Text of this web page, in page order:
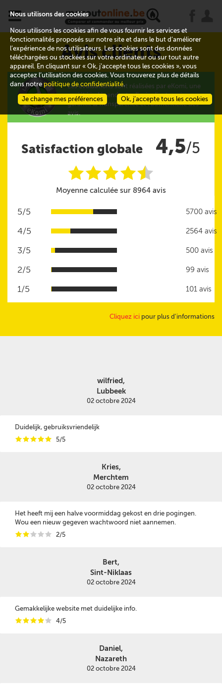
x
Avis clients
Les évaluations sont réalisées par eKomi, une
société indépendante d'avis clients qui
garantit la transparence et l'authenticité des
avis.
Satisfaction globale 4,5/5
iiiii
@
Moyenne calculée sur 8964 avis
5/5 5700 avis
4/5 2564 avis
3/5 500 avis
2/5 99 avis
1/5 101 avis
Cliquez ici pour plus d'informations
wilfried,
Lubbeek
02 octobre 2024
Duidelijk, gebruiksvriendelijk
iiiii 5/5
Kries,
Merchtem
02 octobre 2024
Het heeft mij een halve voormiddag gekost en drie pogingen.
Wou een nieuw gegeven wachtwoord niet aannemen.
iiiii 2/5
Bert,
Sint-Niklaas
02 octobre 2024
Gemakkelijke website met duidelijke info.
iiiii 4/5
Daniel,
Nazareth
02 octobre 2024
Nous utilisons des cookies
Nous utilisons les cookies afin de vous fournir les services et
fonctionnalités proposés sur notre site et dans le but d’améliorer
l’expérience de nos utilisateurs. Les cookies sont des données
téléchargées ou stockées sur votre ordinateur ou sur tout autre
appareil. En cliquant sur « Ok, j’accepte tous les cookies », vous
acceptez l’utilisation des cookies. Vous trouverez plus de détails
dans notrepolitique de confidentialité.
Ok, j’accepte tous les cookies
Je change mes préférences